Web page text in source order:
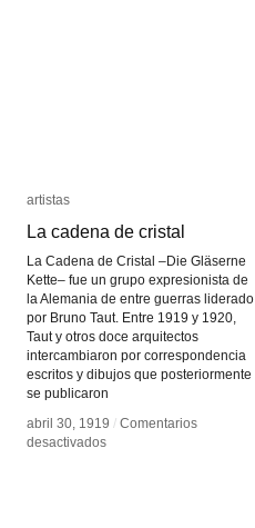
artistas
La cadena de cristal
La Cadena de Cristal –Die Gläserne
Kette– fue un grupo expresionista de
la Alemania de entre guerras liderado
por Bruno Taut. Entre 1919 y 1920,
Taut y otros doce arquitectos
intercambiaron por correspondencia
escritos y dibujos que posteriormente
se publicaron
abril 30, 1919 / Comentarios
desactivadosen
artistas
La cadena de cristal
abril 30, 1919 / Comentarios
desactivadosen